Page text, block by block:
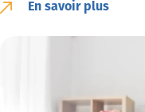
En savoir plus